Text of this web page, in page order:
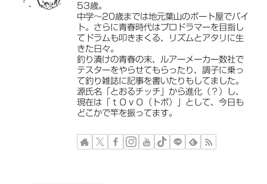
53歳。
中学〜20歳までは地元葉山のボート屋でバイ
ト。さらに青春時代はプロドラマーを目指し
てドラムも叩きまくる、リズムとアタリに生
きた日々。
釣り漬けの青春の末、ルアーメーカー数社で
テスターをやらせてもらったり、調子に乗っ
て釣り雑誌に記事を書いたりもしてました。
源氏名「とおるチッチ」から進化（？）し、
現在は「ｔＯｖＯ（トボ）」として、今日も
どこかで竿を振ってます。